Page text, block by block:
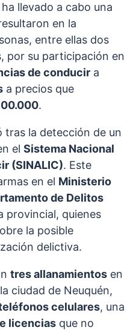
ha llevado a cabo una
en la
entre ellas dos
por su participación en
de conducir a
a precios que
.
tras la detección de un
el Sistema Nacional
(SINALIC). Este
en el Ministerio
de Delitos
provincial, quienes
la posible
delictiva.
tres allanamientos en
ciudad de Neuquén,
celulares, una
licencias que no